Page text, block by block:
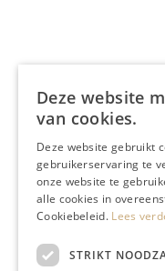
Deze website
van cookies.
Deze website gebruikt
gebruikerservaring te
onze website te
alle cookies in
Cookiebeleid. Lees
STRIKT